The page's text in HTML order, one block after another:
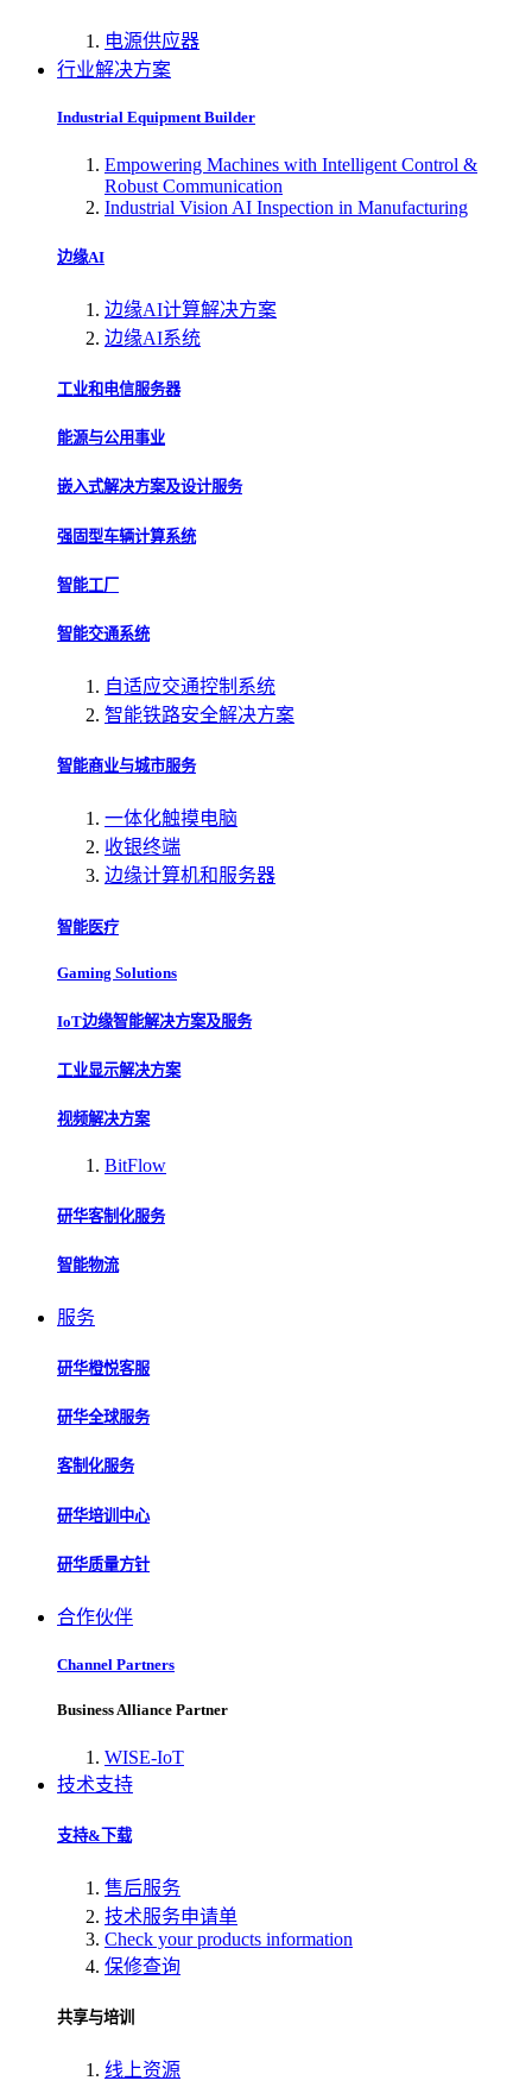
电源供应器
行业解决方案
Industrial Equipment Builder
Empowering Machines with Intelligent Control &
Robust Communication
Industrial Vision AI Inspection in Manufacturing
边缘AI
边缘AI计算解决方案
边缘AI系统
工业和电信服务器
能源与公用事业
嵌入式解决方案及设计服务
强固型车辆计算系统
智能工厂
智能交通系统
自适应交通控制系统
智能铁路安全解决方案
智能商业与城市服务
一体化触摸电脑
收银终端
边缘计算机和服务器
智能医疗
Gaming Solutions
IoT边缘智能解决方案及服务
工业显示解决方案
视频解决方案
BitFlow
研华客制化服务
智能物流
服务
研华橙悦客服
研华全球服务
客制化服务
研华培训中心
研华质量方针
合作伙伴
Channel Partners
Business Alliance Partner
WISE-IoT
技术支持
支持&下载
售后服务
技术服务申请单
Check your products information
保修查询
共享与培训
线上资源